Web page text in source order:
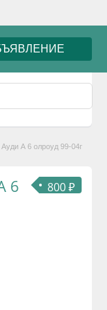
А 6 олроуд 99-04г
800 ₽
6